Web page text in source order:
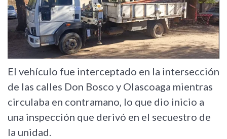
El vehículo fue interceptado en la intersección
de las calles Don Bosco y Olascoaga mientras
circulaba en contramano, lo que dio inicio a
una inspección que derivó en el secuestro de
la unidad.